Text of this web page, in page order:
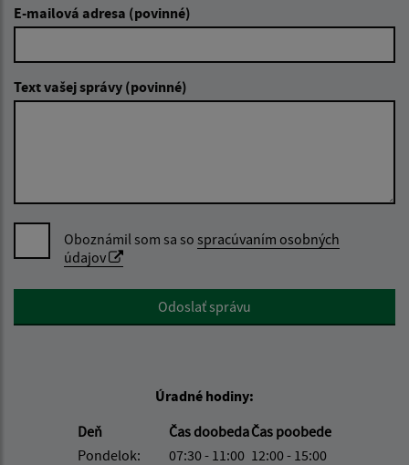
E-mailová adresa (povinné)
Text vašej správy (povinné)
Oboznámil som sa so spracúvaním osobných
údajov
Google reCaptcha ResponseOdoslať správu
Úradné hodiny:
Deň
Čas doobedaČas poobede
Pondelok:
07:30 - 11:00 12:00 - 15:00